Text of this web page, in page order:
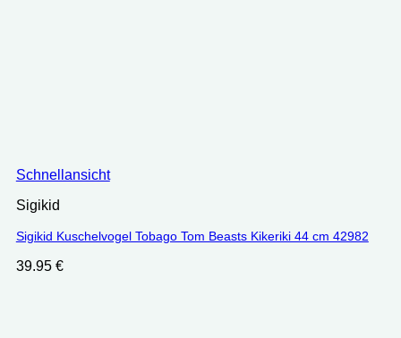
Schnellansicht
Sigikid
Sigikid Kuschelvogel Tobago Tom Beasts Kikeriki 44 cm 42982
39.95 €